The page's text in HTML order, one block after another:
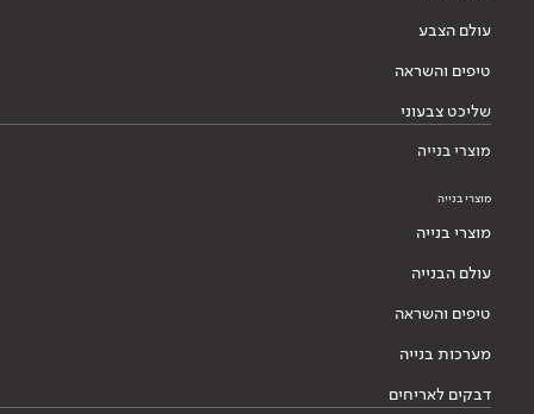
עולם הצבע
טיפים והשראה
שליכט צבעוני
מוצרי בנייה
מוצרי בנייה
מוצרי בנייה
עולם הבנייה
טיפים והשראה
מערכות בנייה
דבקים לאריחים